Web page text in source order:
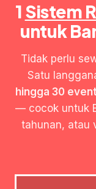
1 Sistem
untuk
Tidak perlu
Satu
hingga 30
— cocok untuk
tahunan, atau